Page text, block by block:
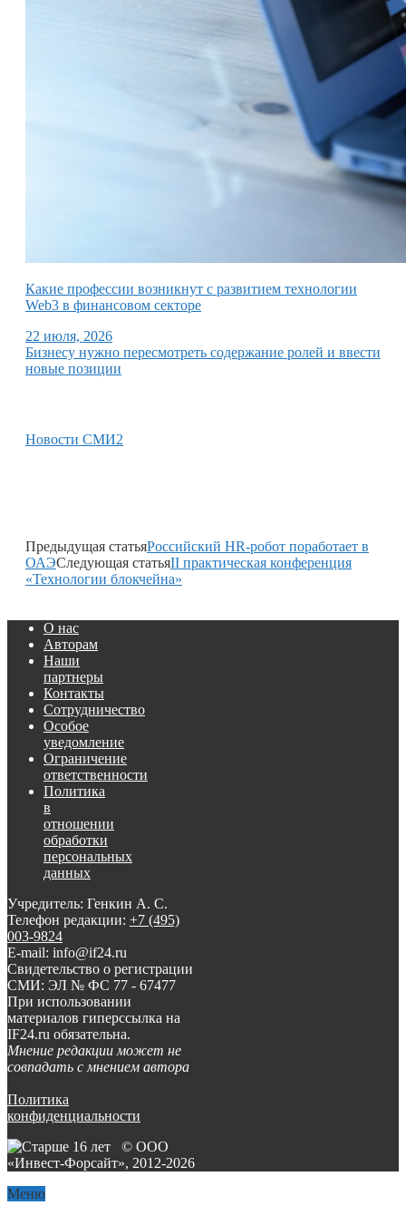
Какие профессии возникнут с развитием технологии
Web3 в финансовом секторе
22 июля, 2026
Бизнесу нужно пересмотреть содержание ролей и ввести
новые позиции
Новости СМИ2
Предыдущая статьяРоссийский HR-робот поработает в
ОАЭСледующая статьяII практическая конференция
«Технологии блокчейна»
О нас
Авторам
Наши
партнеры
Контакты
Сотрудничество
Особое
уведомление
Ограничение
ответственности
Политика
в
отношении
обработки
персональных
данных
Учредитель: Генкин А. С.
Телефон редакции: +7 (495)
003-9824
E-mail: info@if24.ru
Свидетельство о регистрации
СМИ: ЭЛ № ФС 77 - 67477
При использовании
материалов гиперссылка на
IF24.ru обязательна.
Мнение редакции может не
совпадать с мнением автора
Политика
конфиденциальности
© ООО
«Инвест-Форсайт», 2012-2026
Меню